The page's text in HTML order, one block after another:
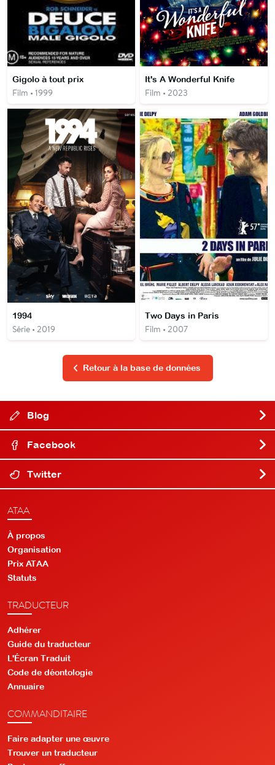
Gigolo à tout prix
Film • 1999
It's A Wonderful Knife
Film • 2023
1994
Série • 2019
Two Days in Paris
Film • 2007
Retour à la base de données
Blog
Facebook
Twitter
ATAA
À propos
Organisation
Prix ATAA
Statuts
TRADUCTEUR
Adhérer
Guide du traducteur
L'Écran Traduit
Code de déontologie
Annuaire
COMMANDITAIRE
Faire adapter une œuvre
Trouver un traducteur